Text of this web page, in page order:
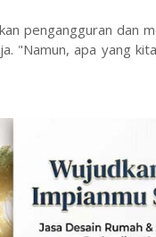
pengangguran dan
"Namun, apa yang